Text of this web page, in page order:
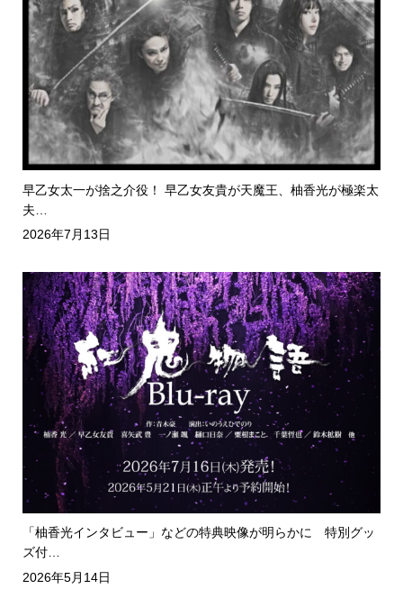
早乙女太一が捨之介役！ 早乙女友貴が天魔王、柚香光が極楽太
夫…
2026年7月13日
「柚香光インタビュー」などの特典映像が明らかに 特別グッ
ズ付…
2026年5月14日